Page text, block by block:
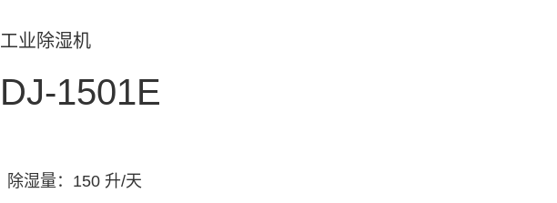
工业除湿机
DJ-1501E
除湿量：150 升/天